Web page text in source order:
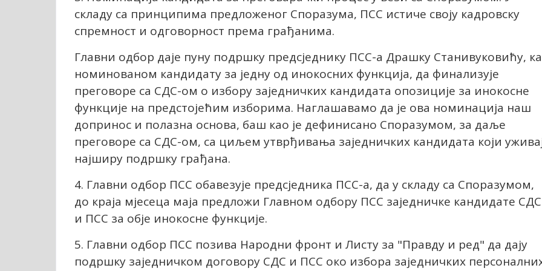
складу са принципима предложеног Споразума, ПСС истиче своју кадровску
спремност и одговорност према грађанима.
Главни одбор даје пуну подршку предсједнику ПСС-а Драшку Станивуковићу,
номинованом кандидату за једну од инокосних функција, да финализује
преговоре са СДС-ом о избору заједничких кандидата опозиције за инокосне
функције на предстојећим изборима. Наглашавамо да је ова номинација наш
допринос и полазна основа, баш као је дефинисано Споразумом, за даље
преговоре са СДС-ом, са циљем утврђивања заједничких кандидата који
најширу подршку грађана.
4. Главни одбор ПСС обавезује предсједника ПСС-а, да у складу са Споразумом,
до краја мјесеца маја предложи Главном одбору ПСС заједничке кандидате СДС
и ПСС за обје инокосне функције.
5. Главни одбор ПСС позива Народни фронт и Листу за "Правду и ред" да дају
подршку заједничком договору СДС и ПСС око избора заједничких